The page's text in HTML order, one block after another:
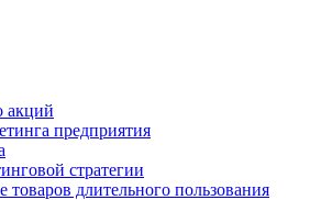
акций
предприятия
стратегии
товаров длительного пользования